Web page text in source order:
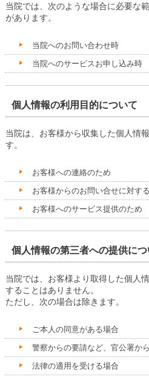
当院では、次のような場合に必要な
があります。
当院へのお問い合わせ時
当院へのサービスお申し込み時
個人情報の利用目的について
当院は、お客様から収集した個人情
す。
お客様への連絡のため
お客様からのお問い合せに対す
お客様へのサービス提供のため
個人情報の第三者への提供につ
当院では、お客様より取得した個人
することはありません。
ただし、次の場合は除きます。
ご本人の同意がある場合
警察からの要請など、官公署か
法律の適用を受ける場合